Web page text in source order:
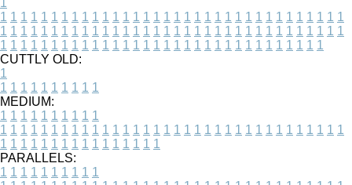
1 1 1 1 1 1 1 1 1 1 1 1 1 1 1 1 1 1 1 1 1 1 1 1 1 1 1 1 1 1 1 1 1 1
1 1 1 1 1 1 1 1 1 1 1 1 1 1 1 1 1 1 1 1 1 1 1 1 1 1 1 1 1 1 1 1 1 1
1 1 1 1 1 1 1 1 1 1 1 1 1 1 1 1 1 1 1 1 1 1 1 1 1 1 1 1 1 1 1 1
CUTTLY OLD:
1
1 1 1 1 1 1 1 1 1 1
MEDIUM:
1 1 1 1 1 1 1 1 1 1
1 1 1 1 1 1 1 1 1 1 1 1 1 1 1 1 1 1 1 1 1 1 1 1 1 1 1 1 1 1 1 1 1 1
1 1 1 1 1 1 1 1 1 1 1 1 1 1 1 1
PARALLELS:
1 1 1 1 1 1 1 1 1 1